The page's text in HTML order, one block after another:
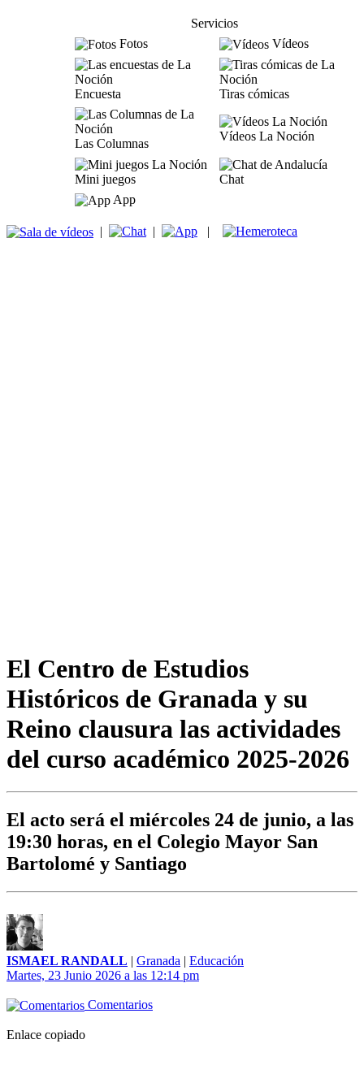
Servicios
Fotos
Vídeos
Encuesta Tiras cómicas
Las Columnas
Vídeos La Noción
Mini juegos
Chat
App
| | |
El Centro de Estudios
Históricos de Granada y su
Reino clausura las actividades
del curso académico 2025-2026
El acto será el miércoles 24 de junio, a las
19:30 horas, en el Colegio Mayor San
Bartolomé y Santiago
ISMAEL RANDALL | Granada | Educación
Martes, 23 Junio 2026 a las 12:14 pm
Comentarios
Enlace copiado